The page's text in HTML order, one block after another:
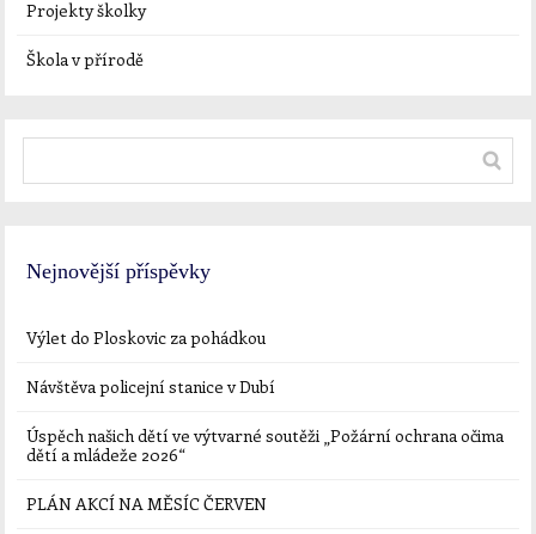
Projekty školky
Škola v přírodě
Nejnovější příspěvky
Výlet do Ploskovic za pohádkou
Návštěva policejní stanice v Dubí
Úspěch našich dětí ve výtvarné soutěži „Požární ochrana očima
dětí a mládeže 2026“
PLÁN AKCÍ NA MĚSÍC ČERVEN